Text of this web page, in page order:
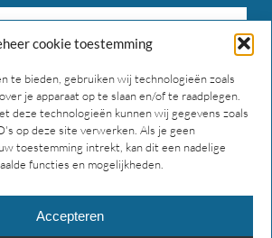
cookie toestemming
te bieden, gebruiken wij technologieën zoals
je apparaat op te slaan en/of te raadplegen.
deze technologieën kunnen wij gegevens zoals
op deze site verwerken. Als je geen
toestemming intrekt, kan dit een nadelige
functies en mogelijkheden.
Accepteren